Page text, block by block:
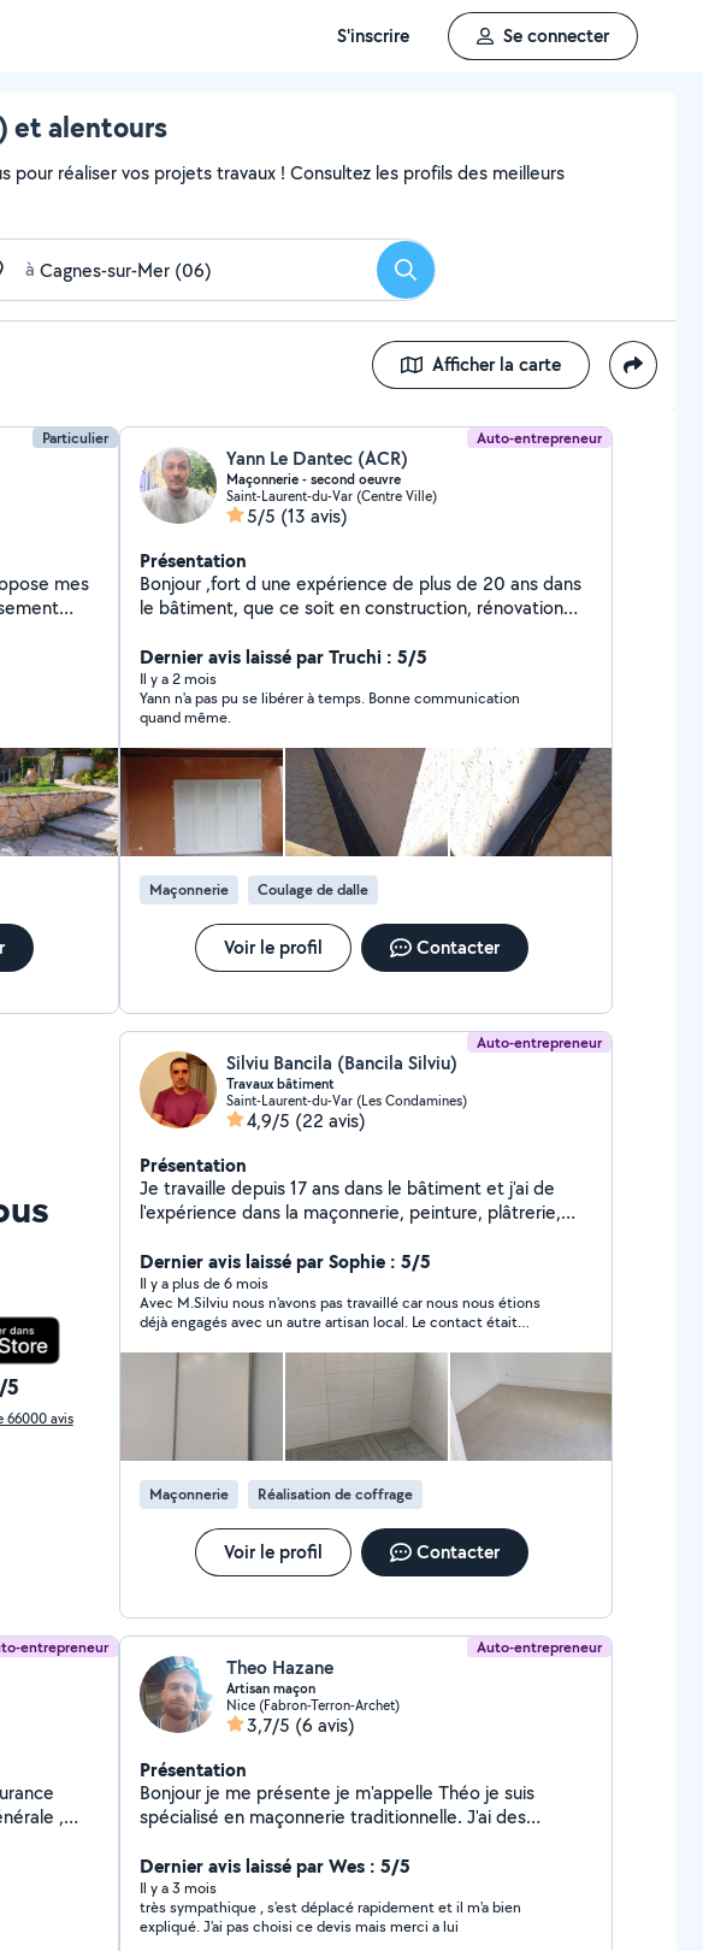
S'inscrire Se connecter
et alentours
pour réaliser vos projets travaux ! Consultez les profils des meilleurs
à Rechercher
Afficher la carte
Particulier Auto-entrepreneur
Yann Le Dantec (ACR)
Maçonnerie - second oeuvre
Saint-Laurent-du-Var (Centre Ville)
5/5 (13 avis)
Présentation
Bonjour ,fort d une expérience de plus de 20 ans dans
le bâtiment, que ce soit en construction, rénovation
toutes les qualités requises afin de mener a bien tous
vos projets. J ai donc décidé le 3/03/25 de créer mon
entreprise.
Dernier avis laissé par Truchi : 5/5
Il y a 2 mois
Yann n'a pas pu se libérer à temps. Bonne communication
quand même.
Maçonnerie Coulage de dalle
Voir le profil Contacter
5
66000 avis
Auto-entrepreneur
Silviu Bancila (Bancila Silviu)
Travaux bâtiment
Saint-Laurent-du-Var (Les Condamines)
4,9/5 (22 avis)
Présentation
Je travaille depuis 17 ans dans le bâtiment et j'ai de
l'expérience dans la maçonnerie, peinture, plâtrerie,
carrelage. Egalement je suis passionné et j'ai de
l'expérience dans la photographie.
Dernier avis laissé par Sophie : 5/5
Il y a plus de 6 mois
Avec M.Silviu nous n'avons pas travaillé car nous nous étions
déjà engagés avec un autre artisan local. Le contact était
Maçonnerie Réalisation de coffrage
Voir le profil Contacter
entrepreneur
,
Auto-entrepreneur
Theo Hazane
Artisan maçon
Nice (Fabron-Terron-Archet)
3,7/5 (6 avis)
Présentation
Bonjour je me présente je m'appelle Théo je suis
spécialisé en maçonnerie traditionnelle. J'ai des
je suis compétent pour : - Mise en œuvre
Dalle/Fondation/Semelle -Montage de murs : Blocs ou
pierres ( sèches ou maçonnées) -Pose de balustres -
Carrelage/ pose Opus -Enduit minéral
Dernier avis laissé par Wes : 5/5
Il y a 3 mois
très sympathique , s'est déplacé rapidement et il m'a bien
expliqué. J'ai pas choisi ce devis mais merci a lui